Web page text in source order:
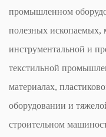
промышленном
полезных ископаемых,
инструментальной и
текстильной
материалах,
оборудовании и
строительном